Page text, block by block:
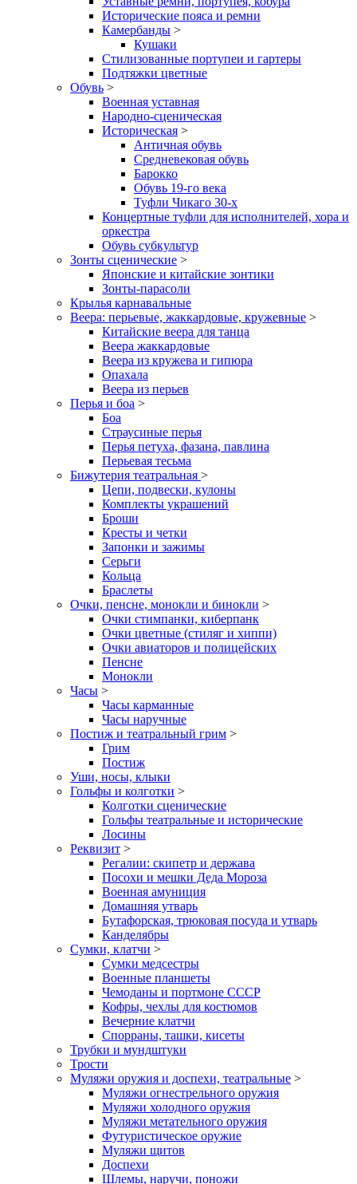
Исторические пояса и ремни
Камербанды >
Кушаки
Стилизованные портупеи и гартеры
Подтяжки цветные
Обувь >
Военная уставная
Народно-сценическая
Историческая >
Античная обувь
Средневековая обувь
Барокко
Обувь 19-го века
Туфли Чикаго 30-х
Концертные туфли для исполнителей, хора и
оркестра
Обувь субкультур
Зонты сценические >
Японские и китайские зонтики
Зонты-парасоли
Крылья карнавальные
Веера: перьевые, жаккардовые, кружевные >
Китайские веера для танца
Веера жаккардовые
Веера из кружева и гипюра
Опахала
Веера из перьев
Перья и боа >
Боа
Страусиные перья
Перья петуха, фазана, павлина
Перьевая тесьма
Бижутерия театральная >
Цепи, подвески, кулоны
Комплекты украшений
Броши
Кресты и четки
Запонки и зажимы
Серьги
Кольца
Браслеты
Очки, пенсне, монокли и бинокли >
Очки стимпанки, киберпанк
Очки цветные (стиляг и хиппи)
Очки авиаторов и полицейских
Пенсне
Монокли
Часы >
Часы карманные
Часы наручные
Постиж и театральный грим >
Грим
Постиж
Уши, носы, клыки
Гольфы и колготки >
Колготки сценические
Гольфы театральные и исторические
Лосины
Реквизит >
Регалии: скипетр и держава
Посохи и мешки Деда Мороза
Военная амуниция
Домашняя утварь
Бутафорская, трюковая посуда и утварь
Канделябры
Сумки, клатчи >
Сумки медсестры
Военные планшеты
Чемоданы и портмоне СССР
Кофры, чехлы для костюмов
Вечерние клатчи
Спорраны, ташки, кисеты
Трубки и мундштуки
Трости
Муляжи оружия и доспехи, театральные >
Муляжи огнестрельного оружия
Муляжи холодного оружия
Муляжи метательного оружия
Футуристическое оружие
Муляжи щитов
Доспехи
Шлемы, наручи, поножи